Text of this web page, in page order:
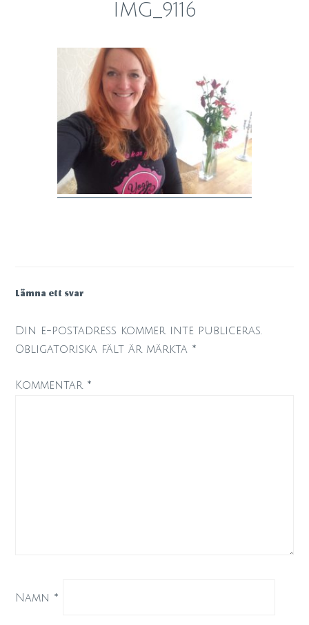
IMG_9116
Lämna ett svar
Din e-postadress kommer inte publiceras.
Obligatoriska fält är märkta *
Kommentar *
Namn *